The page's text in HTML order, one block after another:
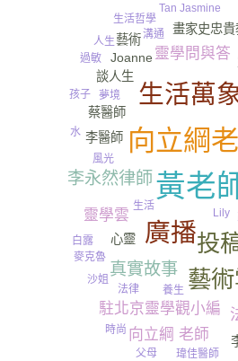
黃老
向立綱
廣播
生活萬
投
藝
李永然律師
真實故事
靈學問與答
駐北京靈學觀小編
靈學雲
向立綱 老師
心靈
李醫師
畫家史忠貴
Joanne
蔡醫師
談人生
藝術
養生
Tan Jasmine
Lily
白露
沙姐
瑋佳醫師
風光
生活
法律
夢境
生活哲學
麥克魯
父母
孩子
時尚
過敏
溝通
人生
水